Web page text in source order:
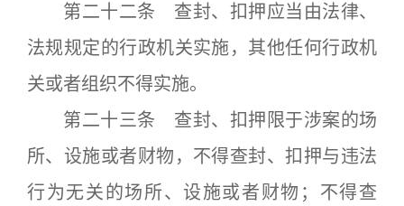
第二十二条 查封、扣押应当由法律、
法规规定的行政机关实施，其他任何行政机
关或者组织不得实施。
第二十三条 查封、扣押限于涉案的场
所、设施或者财物，不得查封、扣押与违法
行为无关的场所、设施或者财物；不得查